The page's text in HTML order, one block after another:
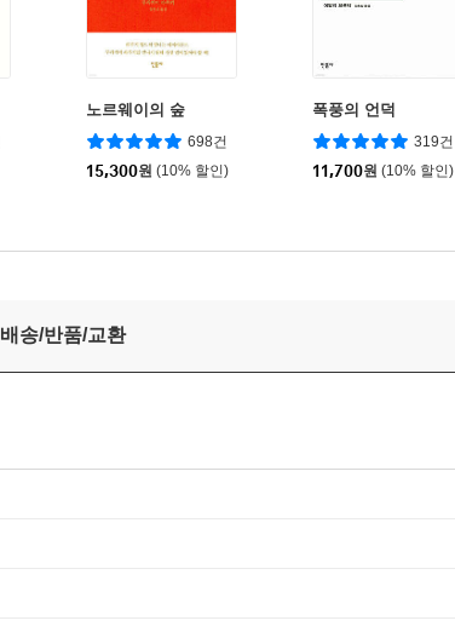
노르웨이의 숲
698건
15,300원 (10% 할인)
폭풍의 언덕
319건
11,700원 (10% 할인)
배송/반품/교환